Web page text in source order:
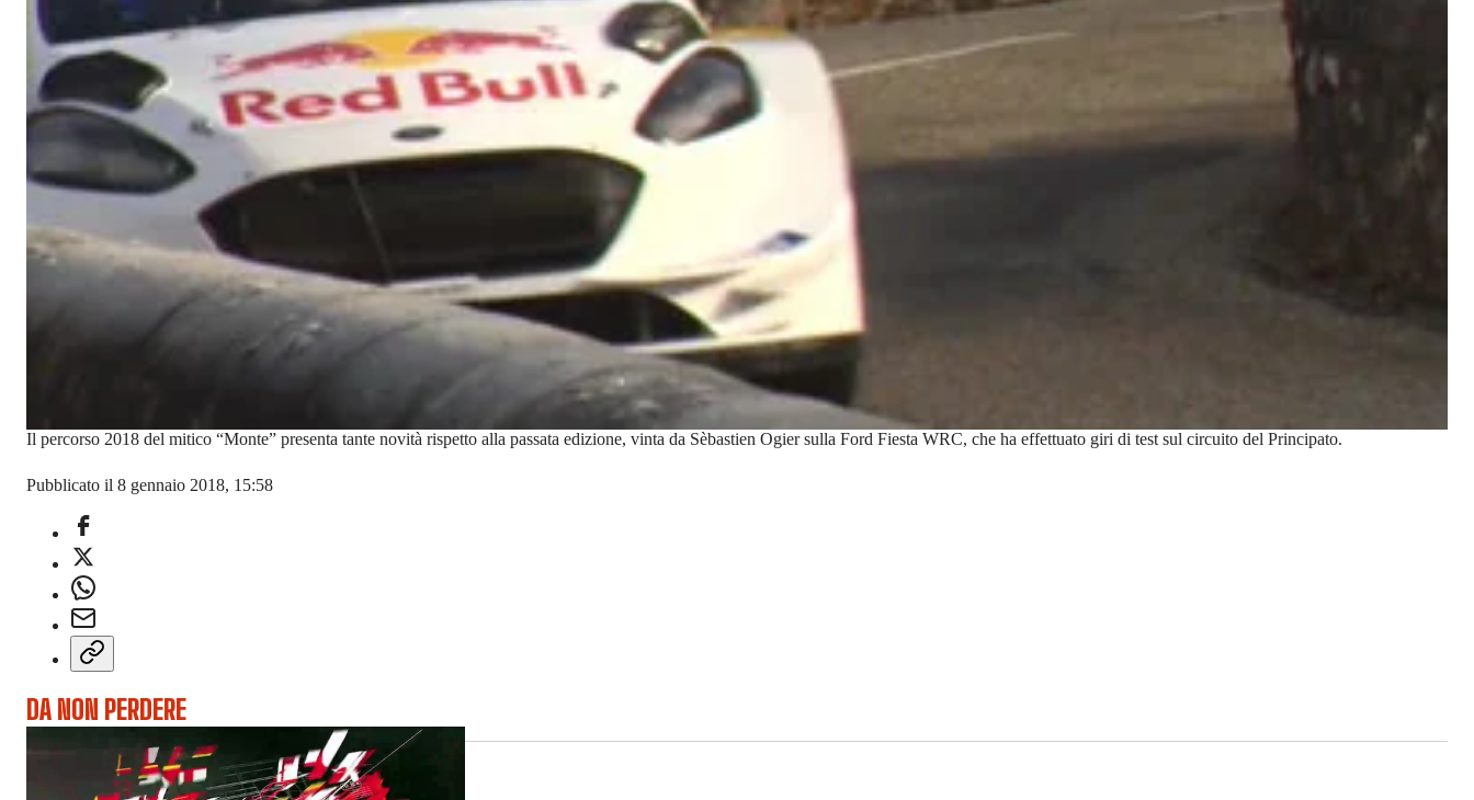
Il percorso 2018 del mitico “Monte” presenta tante novità rispetto alla passata edizione, vinta da Sèbastien Ogier sulla Ford Fiesta WRC, che ha effettuato giri di test sul circuito del Principato.
Pubblicato il 8 gennaio 2018, 15:58
DA NON PERDERE